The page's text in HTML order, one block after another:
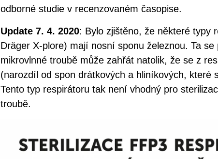
odborné studie v recenzovaném časopise.
Update 7. 4. 2020: Bylo zjištěno, že některé typy
Dräger X-plore) mají nosní sponu železnou. Ta se
mikrovlnné troubě může zahřát natolik, že se z
(narozdíl od spon drátkových a hliníkových, které
Tento typ respirátoru tak není vhodný pro
troubě.